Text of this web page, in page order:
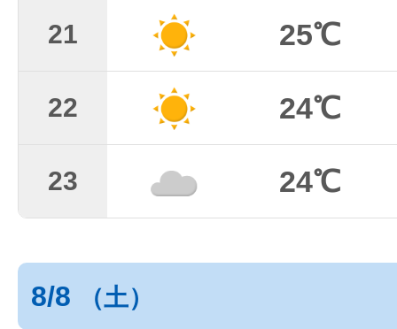
21 25℃
22 24℃
23 24℃
8/8 （土）